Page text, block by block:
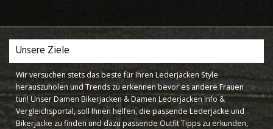
Unsere Ziele
Wir versuchen stets das beste für Ihren Lederjacken Style
herauszuholen und Trends zu erkennen bevor es andere Frauen
tun! Unser Damen Bikerjacken & Damen Lederjacken Info &
Vergleichsportal, soll Ihnen helfen, die passende Lederjacke und
Bikerjacke zu finden und dazu passende Outfit Tipps zu erkunden,